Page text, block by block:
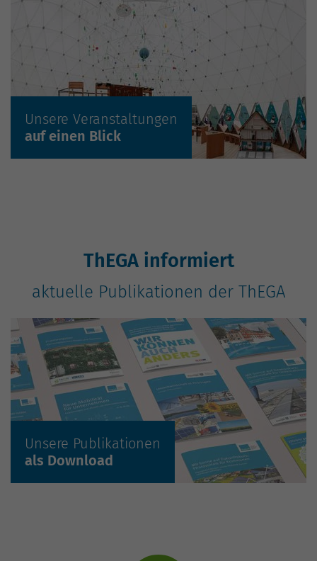
Unsere Veranstaltungen
auf einen Blick
ThEGA informiert
aktuelle Publikationen der ThEGA
Unsere Publikationen
als Download